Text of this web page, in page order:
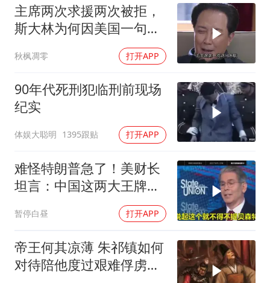
刘伟任延安市委常委、市纪委书记
老人被城管撞倒后离世亲属质疑记录仪
习近平心系体育强国建设
主席两次求援两次被拒，
斯大林为何因美国一句话
秋枫凋零 打开APP
90年代死刑犯临刑前现场
纪实
体娱大聪明 1395跟贴 打开APP
难怪特朗普急了！美财长
坦言：中国这两大王牌，
暂停白昼 打开APP
帝王何其凉薄 朱祁镇如何
对待陪他度过艰难俘虏生